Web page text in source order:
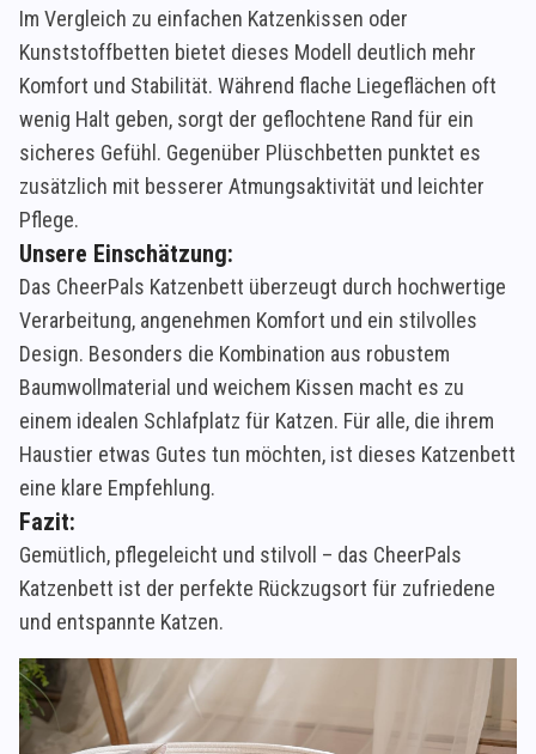
Im Vergleich zu einfachen Katzenkissen oder
Kunststoffbetten bietet dieses Modell deutlich mehr
Komfort und Stabilität. Während flache Liegeflächen oft
wenig Halt geben, sorgt der geflochtene Rand für ein
sicheres Gefühl. Gegenüber Plüschbetten punktet es
zusätzlich mit besserer Atmungsaktivität und leichter
Pflege.
Unsere Einschätzung:
Das CheerPals Katzenbett überzeugt durch hochwertige
Verarbeitung, angenehmen Komfort und ein stilvolles
Design. Besonders die Kombination aus robustem
Baumwollmaterial und weichem Kissen macht es zu
einem idealen Schlafplatz für Katzen. Für alle, die ihrem
Haustier etwas Gutes tun möchten, ist dieses Katzenbett
eine klare Empfehlung.
Fazit:
Gemütlich, pflegeleicht und stilvoll – das CheerPals
Katzenbett ist der perfekte Rückzugsort für zufriedene
und entspannte Katzen.